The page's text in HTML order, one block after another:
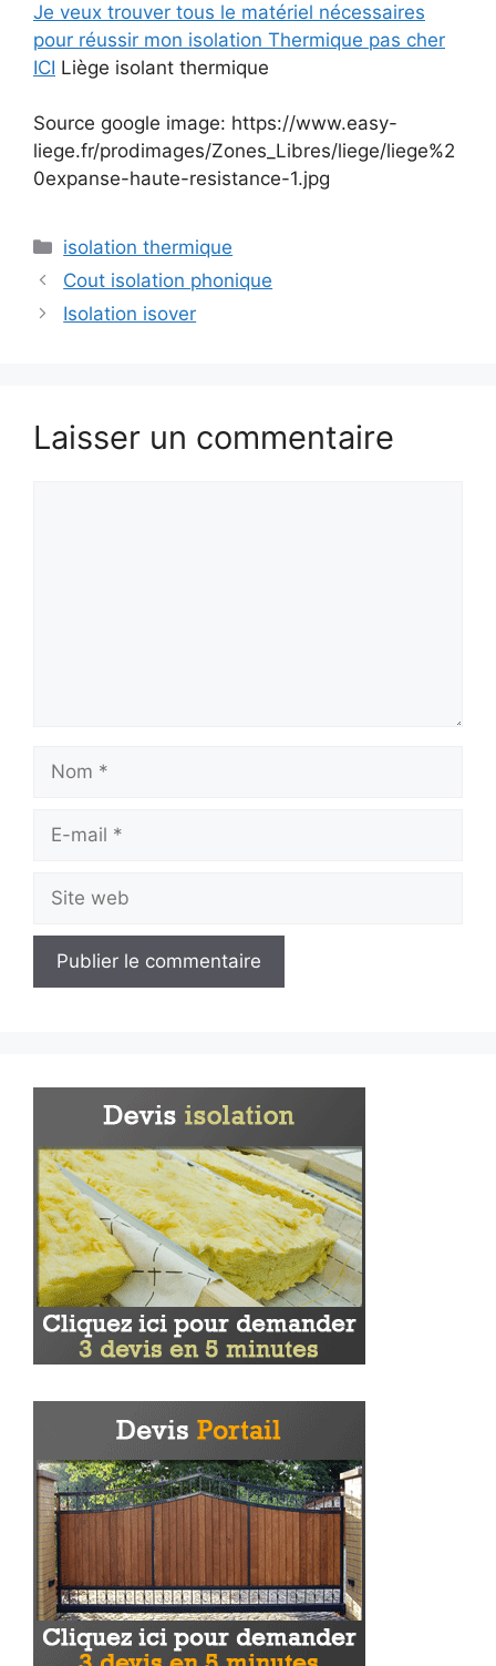
Je veux trouver tous le matériel nécessaires
pour réussir mon isolation Thermique pas cher
ICI Liège isolant thermique
Source google image: https://www.easy-
liege.fr/prodimages/Zones_Libres/liege/liege%2
0expanse-haute-resistance-1.jpg
Catégories
isolation thermique
Cout isolation phonique
Isolation isover
Laisser un commentaire
Nom
Site
web